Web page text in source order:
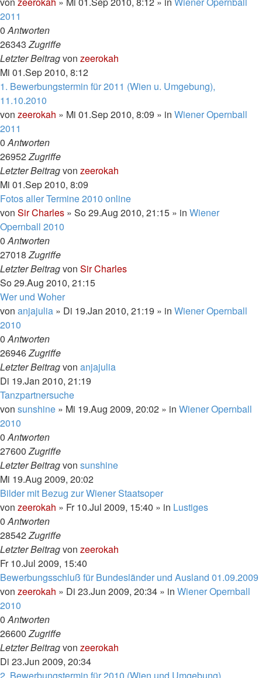
2011
0Antworten
26343Zugriffe
Letzter Beitragvon zeerokah
Mi 01.Sep 2010, 8:12
1. Bewerbungstermin für 2011 (Wien u. Umgebung),
11.10.2010
von zeerokah » Mi 01.Sep 2010, 8:09 » in Wiener Opernball
2011
0Antworten
26952Zugriffe
Letzter Beitragvon zeerokah
Mi 01.Sep 2010, 8:09
Fotos aller Termine 2010 online
von Sir Charles » So 29.Aug 2010, 21:15 » in Wiener
Opernball 2010
0Antworten
27018Zugriffe
Letzter Beitragvon Sir Charles
So 29.Aug 2010, 21:15
Wer und Woher
von anjajulia » Di 19.Jan 2010, 21:19 » in Wiener Opernball
2010
0Antworten
26946Zugriffe
Letzter Beitragvon anjajulia
Di 19.Jan 2010, 21:19
Tanzpartnersuche
von sunshine » Mi 19.Aug 2009, 20:02 » in Wiener Opernball
2010
0Antworten
27600Zugriffe
Letzter Beitragvon sunshine
Mi 19.Aug 2009, 20:02
Bilder mit Bezug zur Wiener Staatsoper
von zeerokah » Fr 10.Jul 2009, 15:40 » in Lustiges
0Antworten
28542Zugriffe
Letzter Beitragvon zeerokah
Fr 10.Jul 2009, 15:40
Bewerbungsschluß für Bundesländer und Ausland 01.09.2009
von zeerokah » Di 23.Jun 2009, 20:34 » in Wiener Opernball
2010
0Antworten
26600Zugriffe
Letzter Beitragvon zeerokah
Di 23.Jun 2009, 20:34